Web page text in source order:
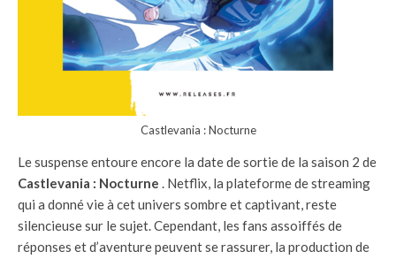
Castlevania : Nocturne
Le suspense entoure encore la date de sortie de la saison 2 de
Castlevania : Nocturne . Netflix, la plateforme de streaming
qui a donné vie à cet univers sombre et captivant, reste
silencieuse sur le sujet. Cependant, les fans assoiffés de
réponses et d’aventure peuvent se rassurer, la production de